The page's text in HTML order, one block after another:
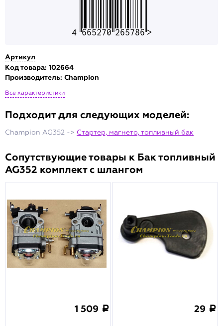
Артикул
Код товара: 102664
Производитель: Champion
Все характеристики
Подходит для следующих моделей:
Champion AG352 -> Стартер, магнето, топливный бак
Сопутствующие товары к Бак топливный
AG352 комплект с шлангом
1 509 a 29 a